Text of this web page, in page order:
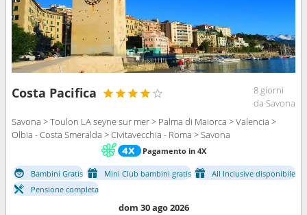
Costa Pacifica
8 giorni
da Savona
Savona > Toulon LA seyne sur mer > Palma di Maiorca > Valencia >
Olbia - Costa Smeralda > Civitavecchia - Roma > Savona
Pagamento in 4X
Bambini Gratis Mini Club bambini gratis
All Inclusive disponibile
Pensione completa
dom 30 ago 2026